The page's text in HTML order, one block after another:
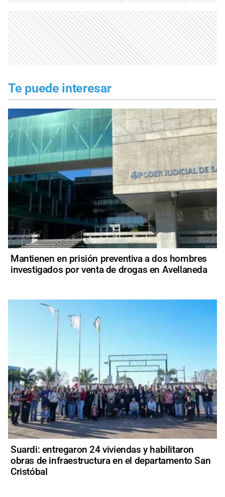
Te puede interesar
Mantienen en prisión preventiva a dos hombres
investigados por venta de drogas en Avellaneda
Suardi: entregaron 24 viviendas y habilitaron
obras de infraestructura en el departamento San
Cristóbal